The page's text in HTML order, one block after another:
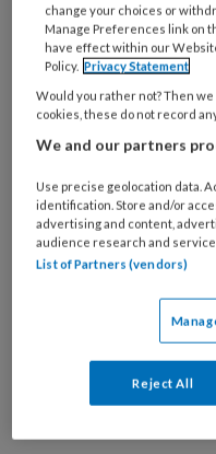
HetRIVMmeldt
dat er maandag in
Movianto een
gemaakt. Dan
welke locaties het
aantallen ervan
locaties. Wanneer
is nog onduidelijk.
6 miljoen
change your choices or
Manage Preferences link on
have effect within our
Policy. Privacy Statement
Would you rather not? Then
cookies, these do not record
We and our partners
Use precise geolocation data.
identification. Store and/or
advertising and content,
audience research and
List of Partners (vendors)
Reject All